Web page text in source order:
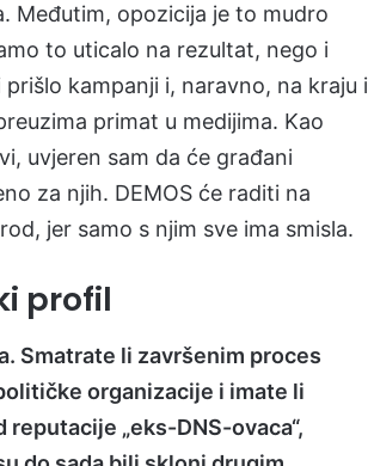
Međutim, opozicija je to mudro
to uticalo na rezultat, nego i
kampanji i, naravno, na kraju i
primat u medijima. Kao
uvjeren sam da će građani
za njih. DEMOS će raditi na
jer samo s njim sve ima smisla.
profil
Smatrate li završenim proces
organizacije i imate li
„eks-DNS-ovaca“,